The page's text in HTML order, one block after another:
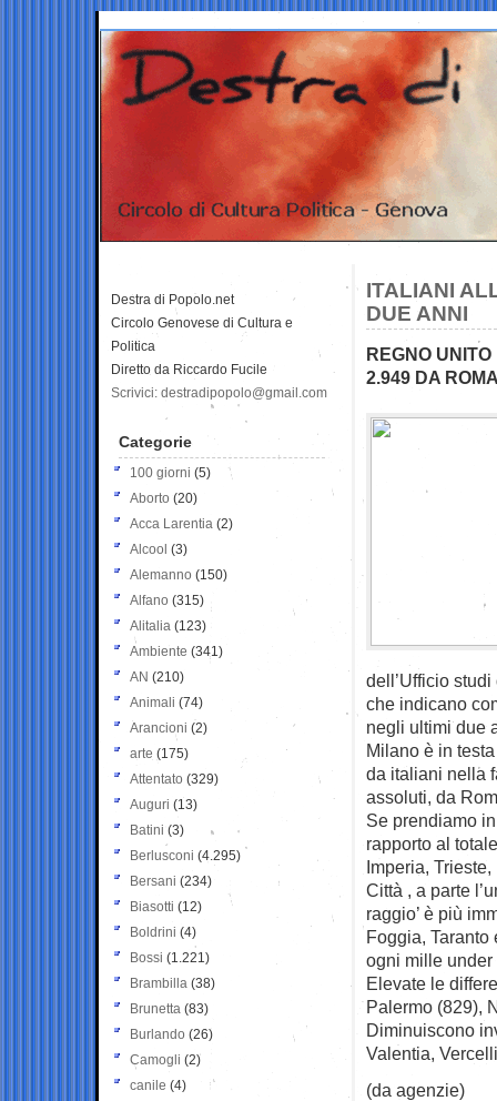
ITALIANI
DUE ANNI
REGNO
2.949 DA
dell’Ufficio
che indicano
negli ultimi due
Milano è in
da italiani nella
assoluti, da
Se prendiamo
rapporto al
Imperia,
Città , a parte
raggio’ è più
Foggia,
ogni mille under
Elevate le
Palermo (829),
Diminuiscono
Valentia,
(da agenzie)
Destra di Popolo.net
Circolo Genovese di Cultura e
Politica
Diretto da Riccardo Fucile
Scrivici: destradipopolo@gmail.com
Categorie
100 giorni (5)
Aborto (20)
Acca Larentia (2)
Alcool (3)
Alemanno (150)
Alfano (315)
Alitalia (123)
Ambiente (341)
AN (210)
Animali (74)
Arancioni (2)
arte (175)
Attentato (329)
Auguri (13)
Batini (3)
Berlusconi (4.295)
Bersani (234)
Biasotti (12)
Boldrini (4)
Bossi (1.221)
Brambilla (38)
Brunetta (83)
Burlando (26)
Camogli (2)
canile (4)